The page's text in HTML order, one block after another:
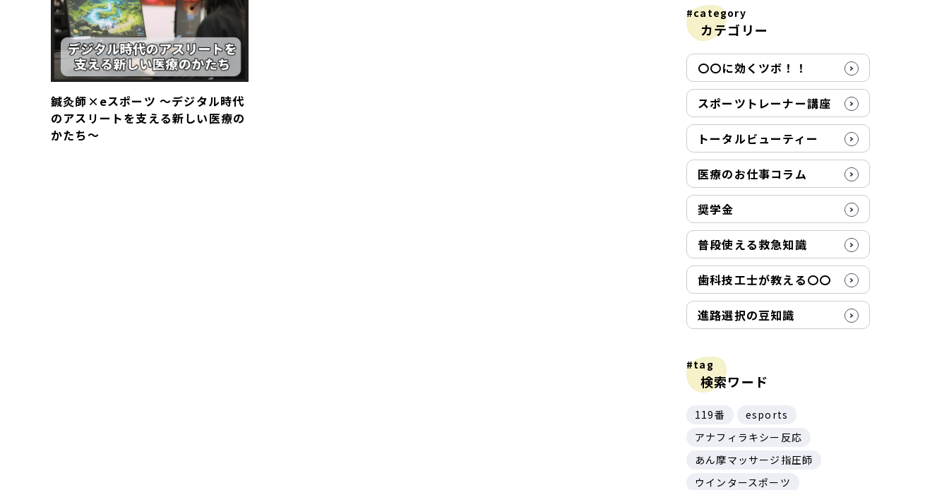
鍼灸師×eスポーツ 〜デジタル時代
のアスリートを支える新しい医療の
かたち〜
#category
カテゴリー
〇〇に効くツボ！！
スポーツトレーナー講座
トータルビューティー
医療のお仕事コラム
奨学金
普段使える救急知識
歯科技工士が教える〇〇
進路選択の豆知識
#tag
検索ワード
119番
esports
アナフィラキシー反応
あん摩マッサージ指圧師
ウインタースポーツ